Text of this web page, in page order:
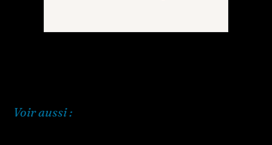
Voir aussi :